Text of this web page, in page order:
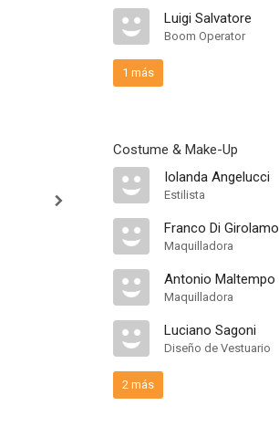
Luigi Salvatore
Boom Operator
1 más
Costume & Make-Up
Iolanda Angelucci
Estilista
Franco Di Girolamo
Maquilladora
Antonio Maltempo
Maquilladora
Luciano Sagoni
Diseño de Vestuario
2 más